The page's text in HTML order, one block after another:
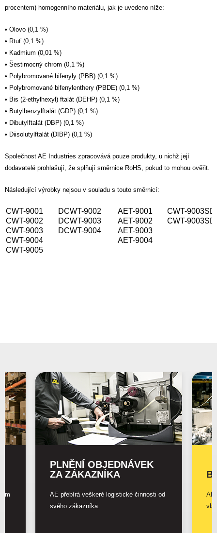
procentem) homogenního materiálu, jak je uvedeno níže:
• Olovo (0,1 %)
• Rtuť (0,1 %)
• Kadmium (0,01 %)
• Šestimocný chrom (0,1 %)
• Polybromované bifenyly (PBB) (0,1 %)
• Polybromované bifenylenthery (PBDE) (0,1 %)
• Bis (2-ethylhexyl) ftalát (DEHP) (0,1 %)
• Butylbenzylftalát (GDP) (0,1 %)
• Dibutylftalát (DBP) (0,1 %)
• Diisolutylftalát (DIBP) (0,1 %)
Společnost AE Industries zpracovává pouze produkty, u nichž její
dodavatelé prohlašují, že splňují směrnice RoHS, pokud to mohou ověřit.
Následující výrobky nejsou v souladu s touto směrnicí:
CWT-9001 DCWT-9002 AET-9001
CWT-
CWT-9002
DCWT-9003 AET-9002
CWT-9003SD
CWT-9003
DCWT-9004
AET-9003
CWT-9004
AET-9004
CWT-9005
PLNĚNÍ OBJEDNÁVEK
ZA ZÁKAZNÍKA
AE přebírá veškeré logistické činnosti od
svého zákazníka.
AE